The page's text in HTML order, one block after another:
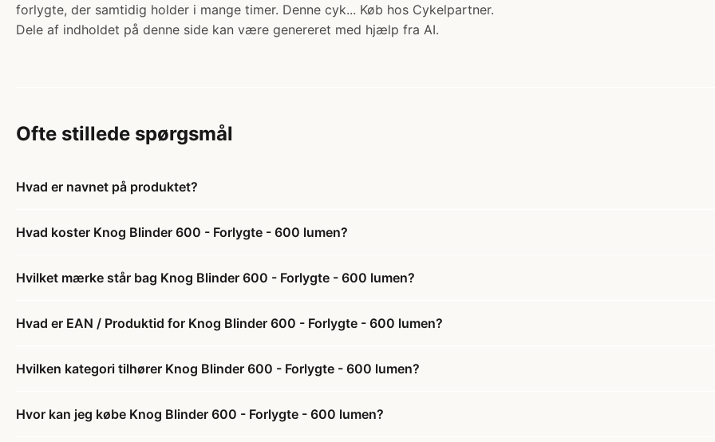
forlygte, der samtidig holder i mange timer. Denne cyk... Køb hos Cykelpartner.
Dele af indholdet på denne side kan være genereret med hjælp fra AI.
Ofte stillede spørgsmål
Hvad er navnet på produktet?
Hvad koster Knog Blinder 600 - Forlygte - 600 lumen?
Hvilket mærke står bag Knog Blinder 600 - Forlygte - 600 lumen?
Hvad er EAN / Produktid for Knog Blinder 600 - Forlygte - 600 lumen?
Hvilken kategori tilhører Knog Blinder 600 - Forlygte - 600 lumen?
Hvor kan jeg købe Knog Blinder 600 - Forlygte - 600 lumen?